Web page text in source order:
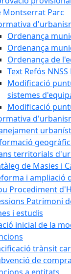
Montserrat Parc
Ordenança
Ordenança
Ordenança de
Text Refós
Modificació
sistemes
Modificació
territorials
de Masies i
i ampliació
Procediment
Patrimoni
i estudis
inicial de la
trànsit
de